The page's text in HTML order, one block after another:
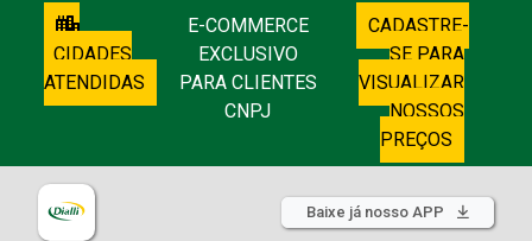
CIDADES
ATENDIDAS
E-COMMERCE
EXCLUSIVO
PARA CLIENTES
CNPJ
CADASTRE-
SE PARA
VISUALIZAR
NOSSOS
PREÇOS
Baixe já nosso APP